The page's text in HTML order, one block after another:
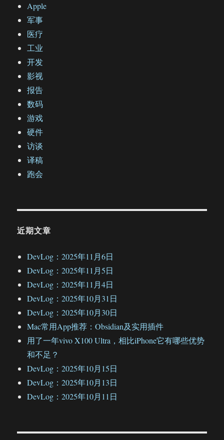
Apple
军事
医疗
工业
开发
影视
报告
数码
游戏
硬件
访谈
译稿
跑会
近期文章
DevLog：2025年11月6日
DevLog：2025年11月5日
DevLog：2025年11月4日
DevLog：2025年10月31日
DevLog：2025年10月30日
Mac常用App推荐：Obsidian及实用插件
用了一年vivo X100 Ultra，相比iPhone它有哪些优势
和不足？
DevLog：2025年10月15日
DevLog：2025年10月13日
DevLog：2025年10月11日